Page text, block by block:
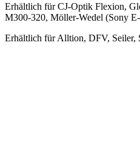
Erhältlich für CJ-Optik Flexion,
M300-320, Möller-Wedel (Sony
Erhältlich für Alltion, DFV, Seiler,